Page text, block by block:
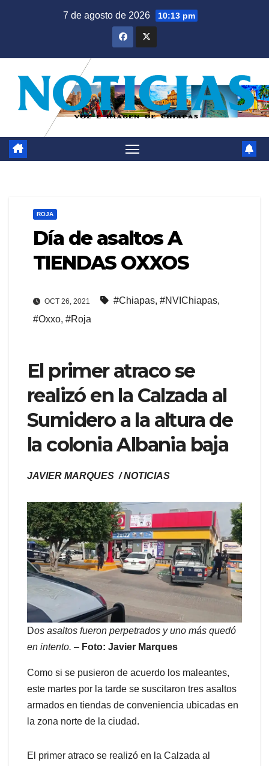
7 de agosto de 2026 10:13 pm
ROJA
Día de asaltos A
TIENDAS OXXOS
OCT 26, 2021 #Chiapas, #NVIChiapas,
#Oxxo, #Roja
El primer atraco se
realizó en la Calzada al
Sumidero a la altura de
la colonia Albania baja
JAVIER MARQUES / NOTICIAS
Dos asaltos fueron perpetrados y uno más quedó
en intento. – Foto: Javier Marques
Como si se pusieron de acuerdo los maleantes,
este martes por la tarde se suscitaron tres asaltos
armados en tiendas de conveniencia ubicadas en
la zona norte de la ciudad.
El primer atraco se realizó en la Calzada al